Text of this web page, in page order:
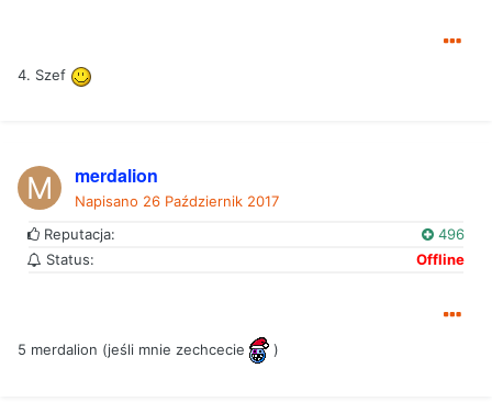
4. Szef
merdalion
Napisano 26 Październik 2017
Reputacja:
496
Status:
Offline
5 merdalion (jeśli mnie zechcecie )